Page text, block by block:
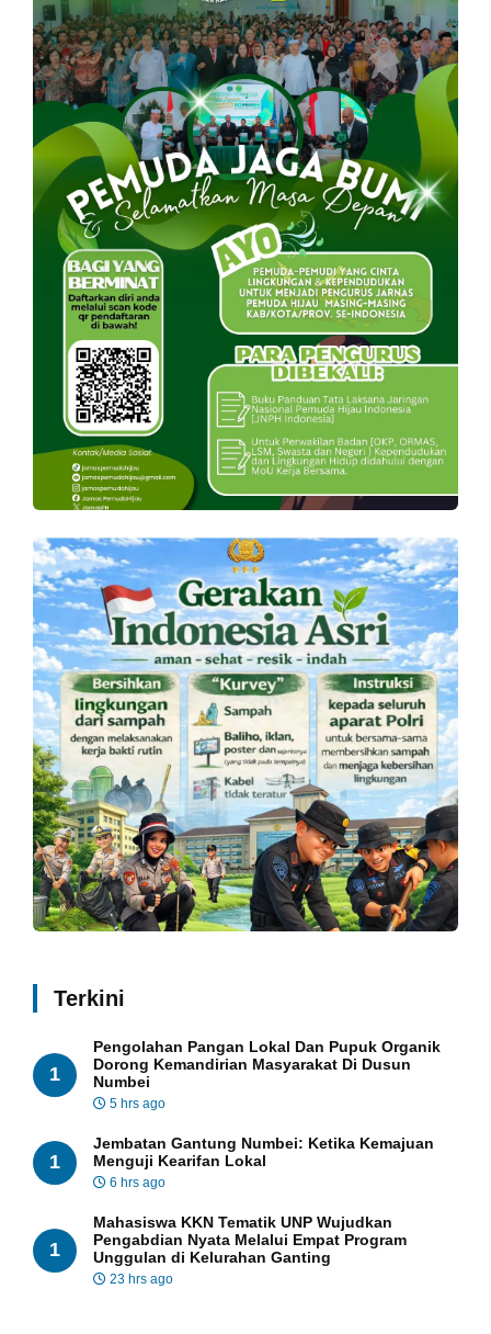
Terkini
1
Pengolahan Pangan Lokal Dan Pupuk Organik
Dorong Kemandirian Masyarakat Di Dusun
Numbei
5 hrs ago
1
Jembatan Gantung Numbei: Ketika Kemajuan
Menguji Kearifan Lokal
6 hrs ago
1
Mahasiswa KKN Tematik UNP Wujudkan
Pengabdian Nyata Melalui Empat Program
Unggulan di Kelurahan Ganting
23 hrs ago